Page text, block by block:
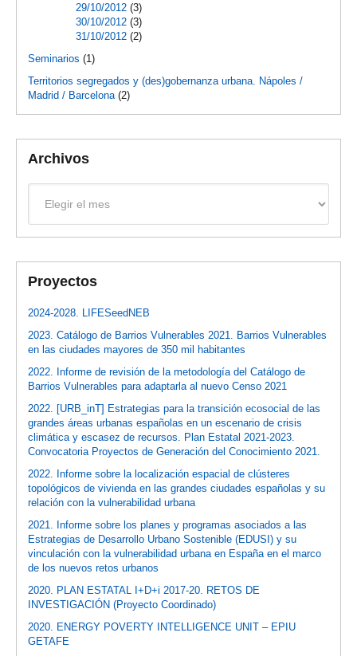
29/10/2012 (3)
30/10/2012 (3)
31/10/2012 (2)
Seminarios (1)
Territorios segregados y (des)gobernanza urbana. Nápoles /
Madrid / Barcelona (2)
Archivos
Proyectos
2024-2028. LIFESeedNEB
2023. Catálogo de Barrios Vulnerables 2021. Barrios Vulnerables
en las ciudades mayores de 350 mil habitantes
2022. Informe de revisión de la metodología del Catálogo de
Barrios Vulnerables para adaptarla al nuevo Censo 2021
2022. [URB_inT] Estrategias para la transición ecosocial de las
grandes áreas urbanas españolas en un escenario de crisis
climática y escasez de recursos. Plan Estatal 2021-2023.
Convocatoria Proyectos de Generación del Conocimiento 2021.
2022. Informe sobre la localización espacial de clústeres
topológicos de vivienda en las grandes ciudades españolas y su
relación con la vulnerabilidad urbana
2021. Informe sobre los planes y programas asociados a las
Estrategias de Desarrollo Urbano Sostenible (EDUSI) y su
vinculación con la vulnerabilidad urbana en España en el marco
de los nuevos retos urbanos
2020. PLAN ESTATAL I+D+i 2017-20. RETOS DE
INVESTIGACIÓN (Proyecto Coordinado)
2020. ENERGY POVERTY INTELLIGENCE UNIT – EPIU
GETAFE